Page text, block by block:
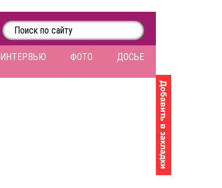
ИНТЕРВЬЮ ФОТО ДОСЬЕ